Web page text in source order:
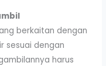
berkaitan dengan
sesuai dengan
harus